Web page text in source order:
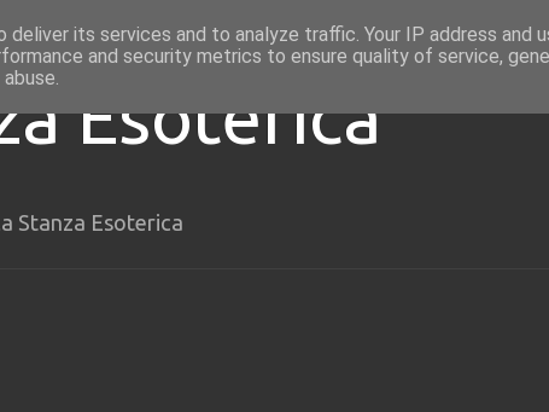
Esoterica
Stanza Esoterica
its services and to analyze traffic. Your IP address and
and security metrics to ensure quality of service,